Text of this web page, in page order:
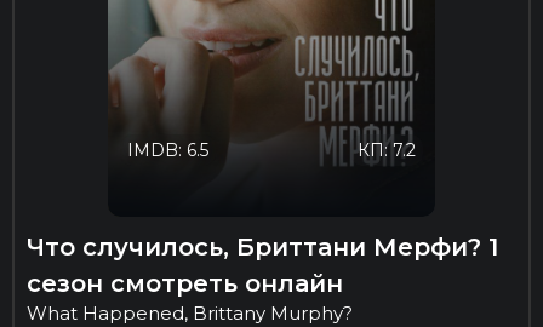
КП: 7.2
IMDB: 6.5
Что случилось, Бриттани Мерфи? 1
сезон смотреть онлайн
What Happened, Brittany Murphy?